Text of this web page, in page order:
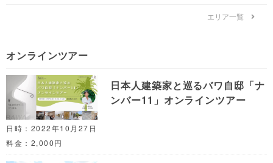
エリア一覧
オンラインツアー
日本人建築家と巡るバワ自邸「ナ
ンバー11」オンラインツアー
日時：2022年10月27日
料金：2,000円